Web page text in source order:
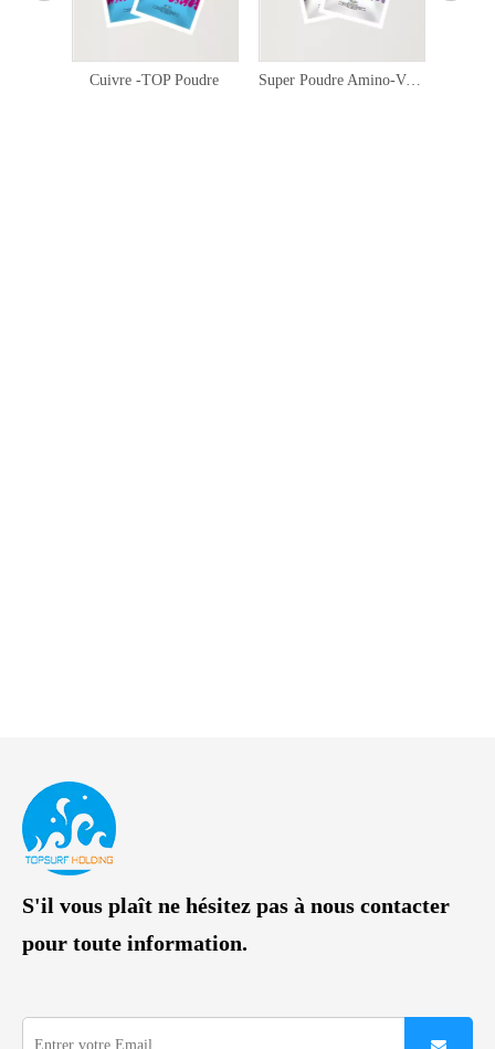
Cuivre -TOP Poudre Super Poudre Amino-Vit-TOP
S'il vous plaît ne hésitez pas à nous contacter
pour toute information.